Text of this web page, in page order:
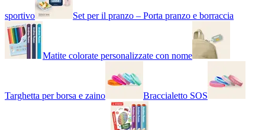
sportivo Set per il pranzo – Porta pranzo e borraccia
Matite colorate personalizzate con nome
Targhetta per borsa e zaino Braccialetto SOS